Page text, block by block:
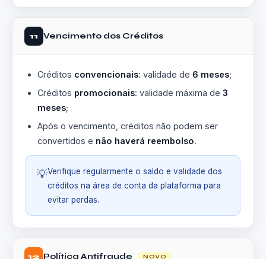
11 Vencimento dos Créditos
Créditos convencionais: validade de 6 meses;
Créditos promocionais: validade máxima de 3
meses;
Após o vencimento, créditos não podem ser
convertidos e não haverá reembolso.
💡Verifique regularmente o saldo e validade dos
créditos na área de conta da plataforma para
evitar perdas.
12 Política Antifraude NOVO